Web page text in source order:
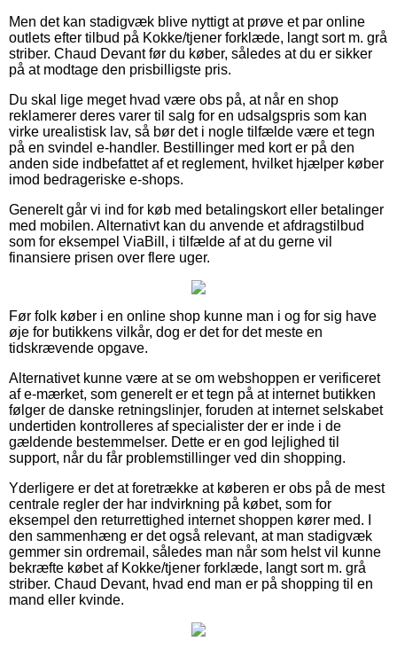
Men det kan stadigvæk blive nyttigt at prøve et par online
outlets efter tilbud på Kokke/tjener forklæde, langt sort m. grå
striber. Chaud Devant før du køber, således at du er sikker
på at modtage den prisbilligste pris.
Du skal lige meget hvad være obs på, at når en shop
reklamerer deres varer til salg for en udsalgspris som kan
virke urealistisk lav, så bør det i nogle tilfælde være et tegn
på en svindel e-handler. Bestillinger med kort er på den
anden side indbefattet af et reglement, hvilket hjælper køber
imod bedrageriske e-shops.
Generelt går vi ind for køb med betalingskort eller betalinger
med mobilen. Alternativt kan du anvende et afdragstilbud
som for eksempel ViaBill, i tilfælde af at du gerne vil
finansiere prisen over flere uger.
Før folk køber i en online shop kunne man i og for sig have
øje for butikkens vilkår, dog er det for det meste en
tidskrævende opgave.
Alternativet kunne være at se om webshoppen er verificeret
af e-mærket, som generelt er et tegn på at internet butikken
følger de danske retningslinjer, foruden at internet selskabet
undertiden kontrolleres af specialister der er inde i de
gældende bestemmelser. Dette er en god lejlighed til
support, når du får problemstillinger ved din shopping.
Yderligere er det at foretrække at køberen er obs på de mest
centrale regler der har indvirkning på købet, som for
eksempel den returrettighed internet shoppen kører med. I
den sammenhæng er det også relevant, at man stadigvæk
gemmer sin ordremail, således man når som helst vil kunne
bekræfte købet af Kokke/tjener forklæde, langt sort m. grå
striber. Chaud Devant, hvad end man er på shopping til en
mand eller kvinde.